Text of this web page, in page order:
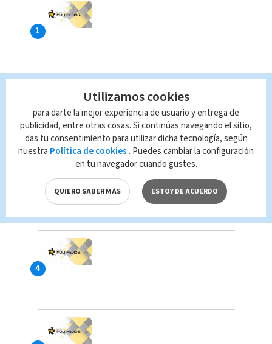
Utilizamos cookies
para darte la mejor experiencia de usuario y entrega de
publicidad, entre otras cosas. Si continúas navegando el sitio,
das tu consentimiento para utilizar dicha tecnología, según
nuestra Política de cookies . Puedes cambiar la configuración
en tu navegador cuando gustes.
QUIERO SABER MÁS ESTOY DE ACUERDO